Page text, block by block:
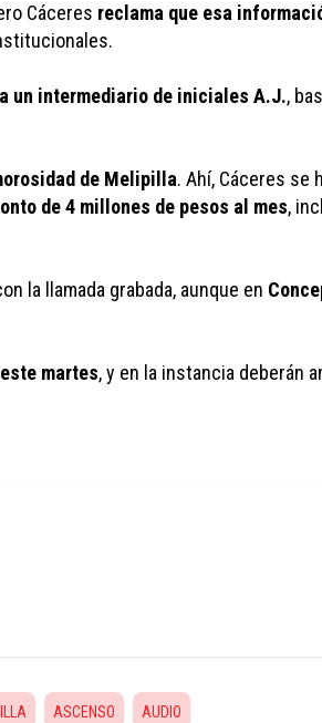
Cáceres reclama que esa
un intermediario de iniciales A.J.,
de Melipilla. Ahí, Cáceres se
de 4 millones de pesos al mes,
la llamada grabada, aunque en
martes, y en la instancia deberán
ASCENSO AUDIO